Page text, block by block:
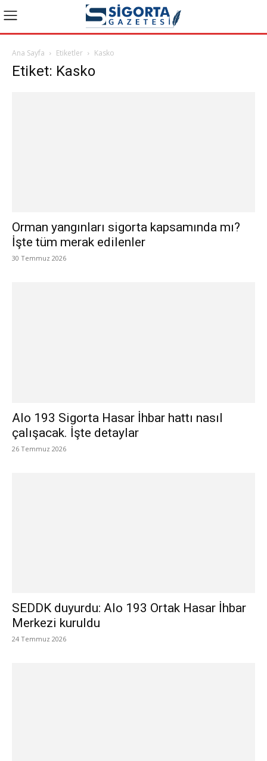
Ana Sayfa Etiketler Kasko
Etiket: Kasko
Orman yangınları sigorta kapsamında mı?
İşte tüm merak edilenler
30 Temmuz 2026
Alo 193 Sigorta Hasar İhbar hattı nasıl
çalışacak. İşte detaylar
26 Temmuz 2026
SEDDK duyurdu: Alo 193 Ortak Hasar İhbar
Merkezi kuruldu
24 Temmuz 2026